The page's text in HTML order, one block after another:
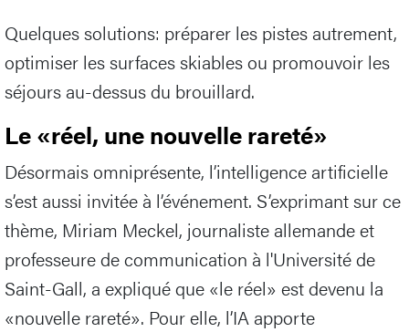
Quelques solutions: préparer les pistes autrement,
optimiser les surfaces skiables ou promouvoir les
séjours au-dessus du brouillard.
Le «réel, une nouvelle rareté»
Désormais omniprésente, l’intelligence artificielle
s’est aussi invitée à l’événement. S’exprimant sur ce
thème, Miriam Meckel, journaliste allemande et
professeure de communication à l'Université de
Saint-Gall, a expliqué que «le réel» est devenu la
«nouvelle rareté». Pour elle, l’IA apporte